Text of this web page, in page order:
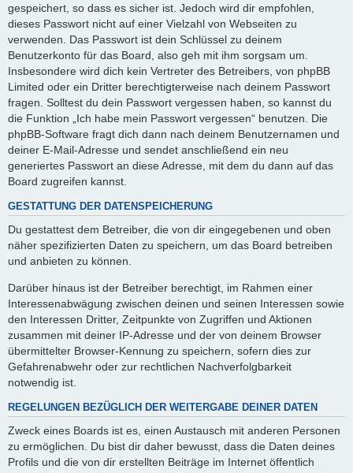
gespeichert, so dass es sicher ist. Jedoch wird dir empfohlen,
dieses Passwort nicht auf einer Vielzahl von Webseiten zu
verwenden. Das Passwort ist dein Schlüssel zu deinem
Benutzerkonto für das Board, also geh mit ihm sorgsam um.
Insbesondere wird dich kein Vertreter des Betreibers, von phpBB
Limited oder ein Dritter berechtigterweise nach deinem Passwort
fragen. Solltest du dein Passwort vergessen haben, so kannst du
die Funktion „Ich habe mein Passwort vergessen“ benutzen. Die
phpBB-Software fragt dich dann nach deinem Benutzernamen und
deiner E-Mail-Adresse und sendet anschließend ein neu
generiertes Passwort an diese Adresse, mit dem du dann auf das
Board zugreifen kannst.
GESTATTUNG DER DATENSPEICHERUNG
Du gestattest dem Betreiber, die von dir eingegebenen und oben
näher spezifizierten Daten zu speichern, um das Board betreiben
und anbieten zu können.
Darüber hinaus ist der Betreiber berechtigt, im Rahmen einer
Interessenabwägung zwischen deinen und seinen Interessen sowie
den Interessen Dritter, Zeitpunkte von Zugriffen und Aktionen
zusammen mit deiner IP-Adresse und der von deinem Browser
übermittelter Browser-Kennung zu speichern, sofern dies zur
Gefahrenabwehr oder zur rechtlichen Nachverfolgbarkeit
notwendig ist.
REGELUNGEN BEZÜGLICH DER WEITERGABE DEINER DATEN
Zweck eines Boards ist es, einen Austausch mit anderen Personen
zu ermöglichen. Du bist dir daher bewusst, dass die Daten deines
Profils und die von dir erstellten Beiträge im Internet öffentlich